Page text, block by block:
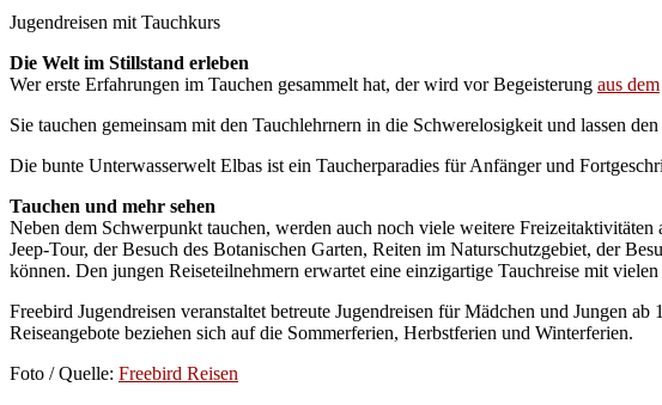
Jugendreisen mit Tauchkurs
Die Welt im Stillstand erleben
Wer erste Erfahrungen im Tauchen gesammelt hat, der wird vor Begeisterung aus dem
Sie tauchen gemeinsam mit den Tauchlehrnern in die Schwerelosigkeit und lassen
Die bunte Unterwasserwelt Elbas ist ein Taucherparadies für Anfänger und
Tauchen und mehr sehen
Neben dem Schwerpunkt tauchen, werden auch noch viele weitere
Jeep-Tour, der Besuch des Botanischen Garten, Reiten im Naturschutzgebiet, der
können. Den jungen Reiseteilnehmern erwartet eine einzigartige Tauchreise mit
Freebird Jugendreisen veranstaltet betreute Jugendreisen für Mädchen und Jungen
Reiseangebote beziehen sich auf die Sommerferien, Herbstferien und Winterferien.
Foto / Quelle: Freebird Reisen